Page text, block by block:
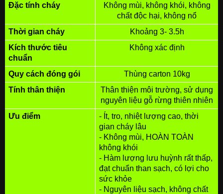
Đặc tính cháy
Không mùi, không khói, không
chất độc hại, không nổ
Thời gian cháy
Khoảng 3- 3.5h
Kích thước tiêu
chuẩn
Không xác định
Quy cách đóng gói
Thùng carton 10kg
Tính thân thiện
Thân thiện môi trường, sử dụng
nguyên liệu gỗ rừng thiên nhiên
Ưu điểm
- Ít, tro, nhiệt lượng cao, thời
gian cháy lâu
- Không mùi, HOÀN TOÀN
không khói
- Hàm lượng lưu huỳnh rất thấp,
đạt chuẩn than sạch, có lợi cho
sức khỏe
- Nguyên liệu sạch, không chất